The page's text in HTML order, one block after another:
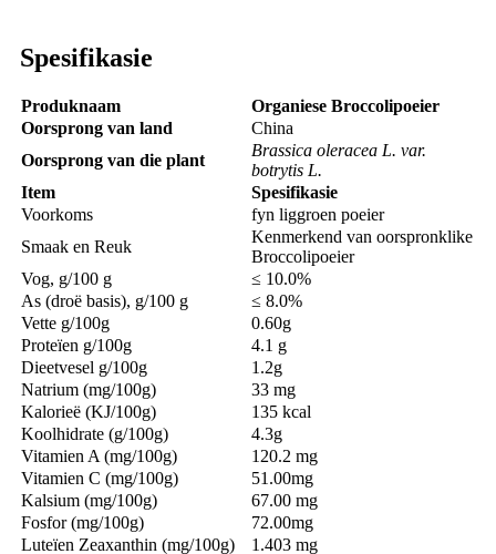
Spesifikasie
Produknaam
Organiese Broccolipoeier
Oorsprong van land
China
Oorsprong van die plant
Brassica oleracea L. var.
botrytis L.
Item
Spesifikasie
Voorkoms
fyn liggroen poeier
Smaak en Reuk
Kenmerkend van oorspronklike
Broccolipoeier
Vog, g/100 g
≤ 10.0%
As (droë basis), g/100 g
≤ 8.0%
Vette g/100g
0.60g
Proteïen g/100g
4.1 g
Dieetvesel g/100g
1.2g
Natrium (mg/100g)
33 mg
Kalorieë (KJ/100g)
135 kcal
Koolhidrate (g/100g)
4.3g
Vitamien A (mg/100g)
120.2 mg
Vitamien C (mg/100g)
51.00mg
Kalsium (mg/100g)
67.00 mg
Fosfor (mg/100g)
72.00mg
Luteïen Zeaxanthin (mg/100g)
1.403 mg